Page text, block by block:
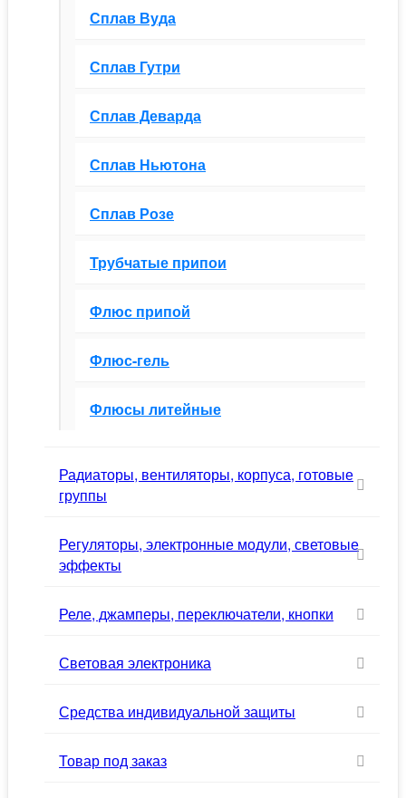
Сплав Вуда
Сплав Гутри
Сплав Деварда
Сплав Ньютона
Сплав Розе
Трубчатые припои
Флюс припой
Флюс-гель
Флюсы литейные
Радиаторы, вентиляторы, корпуса, готовые
группы
Регуляторы, электронные модули, световые
эффекты
Реле, джамперы, переключатели, кнопки
Световая электроника
Средства индивидуальной защиты
Товар под заказ